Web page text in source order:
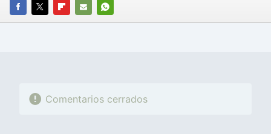
FACEBOOK
TWITTERFLIPBOARD
E-
WHATSAPP
Comentarios cerrados